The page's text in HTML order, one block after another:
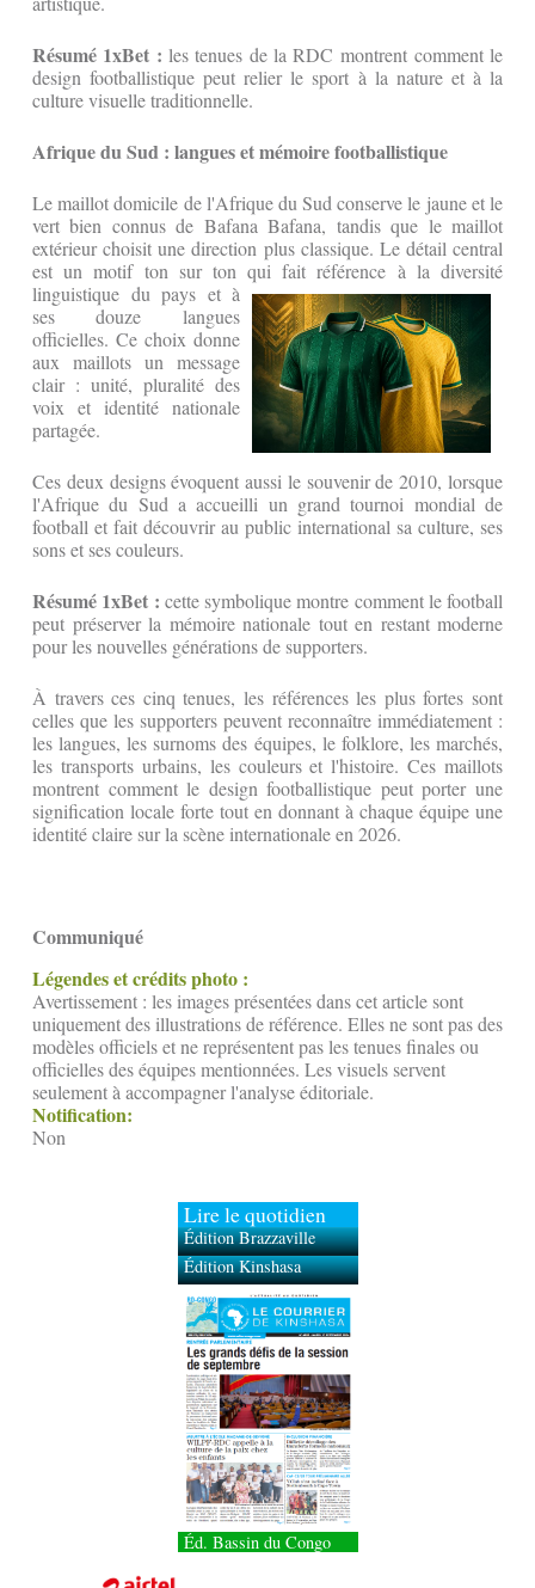
Résumé 1xBet : les tenues de la RDC montrent comment le
design footballistique peut relier le sport à la nature et à la
culture visuelle traditionnelle.
Afrique du Sud : langues et mémoire footballistique
Le maillot domicile de l'Afrique du Sud conserve le jaune et le
vert bien connus de Bafana Bafana, tandis que le maillot
extérieur choisit une direction plus classique. Le détail central
est un motif ton sur ton qui fait référence à la diversité
linguistique du pays et à
ses douze langues
officielles. Ce choix donne
aux maillots un message
clair : unité, pluralité des
voix et identité nationale
partagée.
Ces deux designs évoquent aussi le souvenir de 2010, lorsque
l'Afrique du Sud a accueilli un grand tournoi mondial de
football et fait découvrir au public international sa culture, ses
sons et ses couleurs.
Résumé 1xBet : cette symbolique montre comment le football
peut préserver la mémoire nationale tout en restant moderne
pour les nouvelles générations de supporters.
À travers ces cinq tenues, les références les plus fortes sont
celles que les supporters peuvent reconnaître immédiatement :
les langues, les surnoms des équipes, le folklore, les marchés,
les transports urbains, les couleurs et l'histoire. Ces maillots
montrent comment le design footballistique peut porter une
signification locale forte tout en donnant à chaque équipe une
identité claire sur la scène internationale en 2026.
Communiqué
Légendes et crédits photo :
Avertissement : les images présentées dans cet article sont
uniquement des illustrations de référence. Elles ne sont pas des
modèles officiels et ne représentent pas les tenues finales ou
officielles des équipes mentionnées. Les visuels servent
seulement à accompagner l'analyse éditoriale.
Notification:
Non
Lire le quotidien
Édition Brazzaville
Édition Kinshasa
Éd. Bassin du Congo